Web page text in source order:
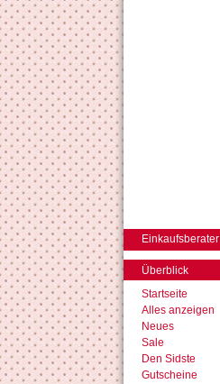
Überblick
Startseite
Alles anzeigen
Neues
Sale
Den Sidste
Gutscheine
Einkaufsberater